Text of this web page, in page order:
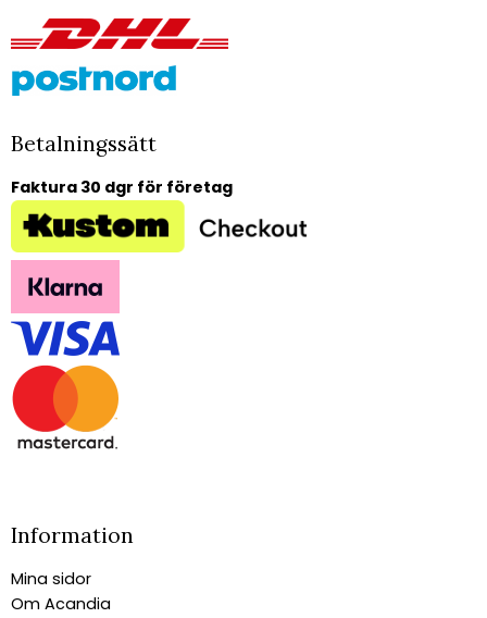
Betalningssätt
Faktura 30 dgr för företag
Information
Mina sidor
Om Acandia